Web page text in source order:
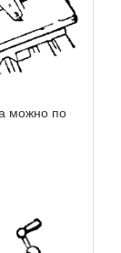
можно по